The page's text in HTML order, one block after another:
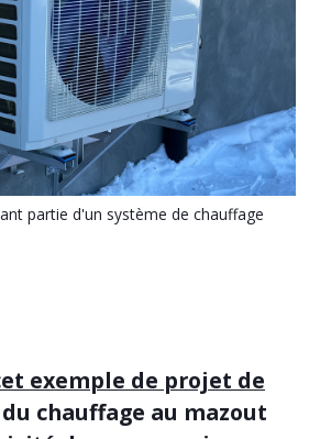
partie d'un système de chauffage
exemple de projet de
du chauffage au mazout